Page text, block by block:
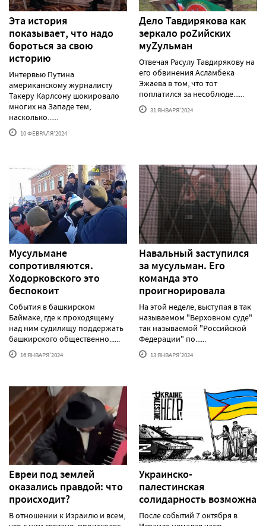
Эта история
показывает, что надо
бороться за свою
историю
Интервью Путина
американскому журналисту
Такеру Карлсону шокировало
многих на Западе тем,
насколько......
10 ФЕВРАЛЯ'2024
Дело Тавдирякова как
зеркало роZийских
муZульман
Отвечая Расулу Тавдирякову на
его обвинения Асламбека
Эжаева в том, что тот
поплатился за несоблюде......
31 ЯНВАРЯ'2024
Мусульмане
сопротивляются.
Ходорковского это
беспокоит
События в башкирском
Баймаке, где к проходящему
над ним судилищу поддержать
башкирского общественно......
16 ЯНВАРЯ'2024
Навальный заступился
за мусульман. Его
команда это
проигнорировала
На этой неделе, выступая в так
называемом "Верховном суде"
так называемой "Российской
Федерации" по......
13 ЯНВАРЯ'2024
Евреи под землей
оказались правдой: что
происходит?
В отношении к Израилю и всем,
Украинско-
палестинская
солидарность возможна
После событий 7 октября в